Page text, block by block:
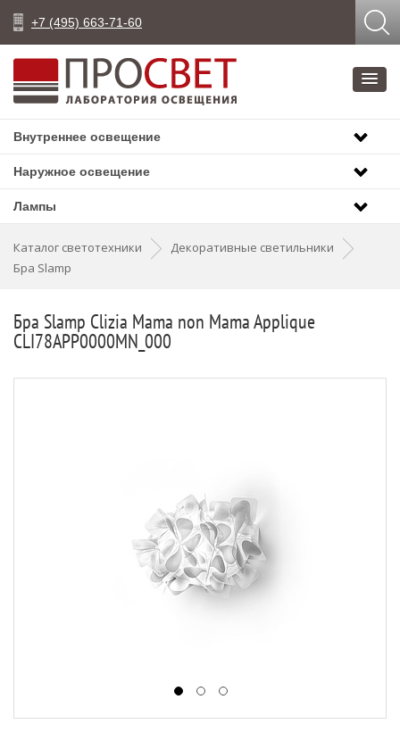
+7 (495) 663-71-60
Внутреннее освещение
Наружное освещение
Лампы
Каталог светотехники
Декоративные светильники
Бра Slamp
Бра Slamp Clizia Mama non Mama Applique
CLI78APP0000MN_000